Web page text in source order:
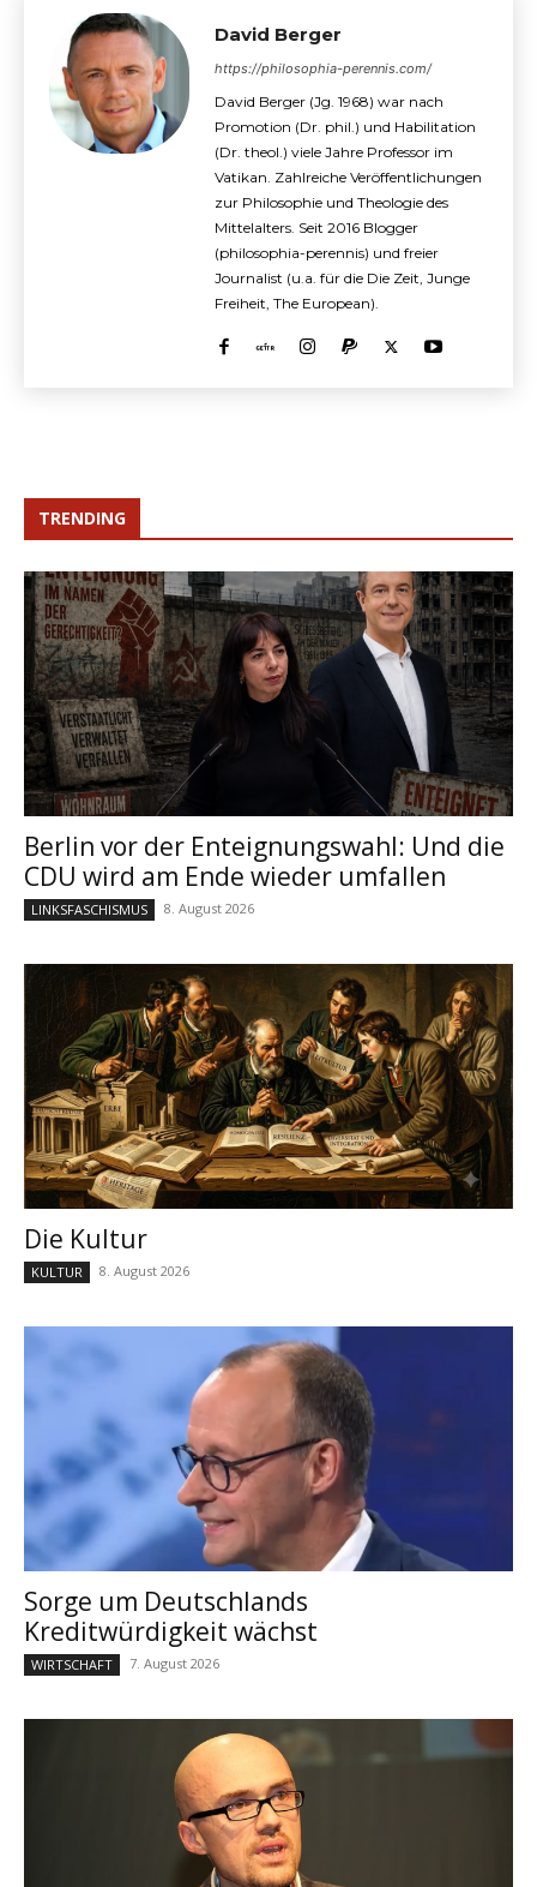
David Berger
https://philosophia-perennis.com/
David Berger (Jg. 1968) war nach
Promotion (Dr. phil.) und Habilitation
(Dr. theol.) viele Jahre Professor im
Vatikan. Zahlreiche Veröffentlichungen
zur Philosophie und Theologie des
Mittelalters. Seit 2016 Blogger
(philosophia-perennis) und freier
Journalist (u.a. für die Die Zeit, Junge
Freiheit, The European).
TRENDING
Berlin vor der Enteignungswahl: Und die
CDU wird am Ende wieder umfallen
LINKSFASCHISMUS 8. August 2026
Die Kultur
KULTUR 8. August 2026
Sorge um Deutschlands
Kreditwürdigkeit wächst
WIRTSCHAFT 7. August 2026